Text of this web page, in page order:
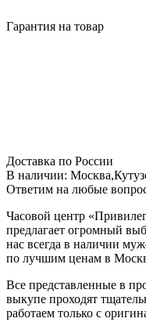
Гарантия на товар
Доставка по России
В наличии:
Ответим на любые
Часовой центр
предлагает огромный
нас всегда в наличии
по лучшим ценам в
Все представленные в
выкупе проходят
работаем только с